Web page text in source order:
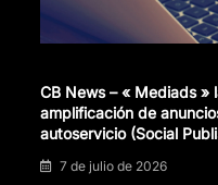
CB News – « Mediads »
amplificación de
autoservicio (Social
7 de julio de 2026